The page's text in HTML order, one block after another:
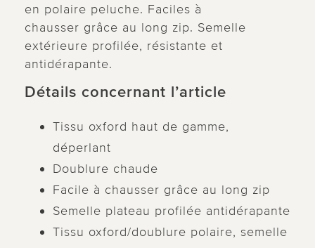
en polaire peluche. Faciles à
chausser grâce au long zip. Semelle
extérieure profilée, résistante et
antidérapante.
Détails concernant l’article
Tissu oxford haut de gamme,
déperlant
Doublure chaude
Facile à chausser grâce au long zip
Semelle plateau profilée antidérapante
Tissu oxford/doublure polaire, semelle